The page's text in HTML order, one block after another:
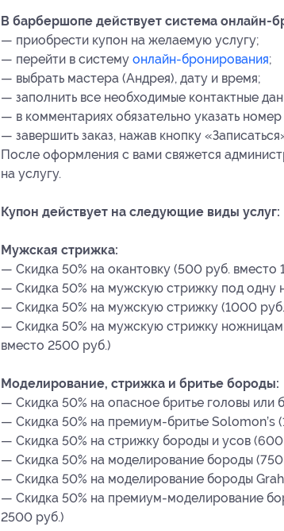
В барбершопе действует система онлайн-
— приобрести купон на желаемую услугу;
— перейти в систему онлайн-бронирования;
— выбрать мастера (Андрея), дату и время;
— заполнить все необходимые контактные
— в комментариях обязательно указать
— завершить заказ, нажав кнопку
После оформления с вами свяжется
на услугу.
Купон действует на следующие виды услуг:
Мужская стрижка:
— Скидка 50% на окантовку (500 руб. вместо
— Скидка 50% на мужскую стрижку под одну
— Скидка 50% на мужскую стрижку (1000
— Скидка 50% на мужскую стрижку
вместо 2500 руб.)
Моделирование, стрижка и бритье бороды:
— Скидка 50% на опасное бритье головы
— Скидка 50% на премиум-бритье Solomon’s
— Скидка 50% на стрижку бороды и усов
— Скидка 50% на моделирование бороды
— Скидка 50% на моделирование бороды
— Скидка 50% на премиум-моделирование
2500 руб.)